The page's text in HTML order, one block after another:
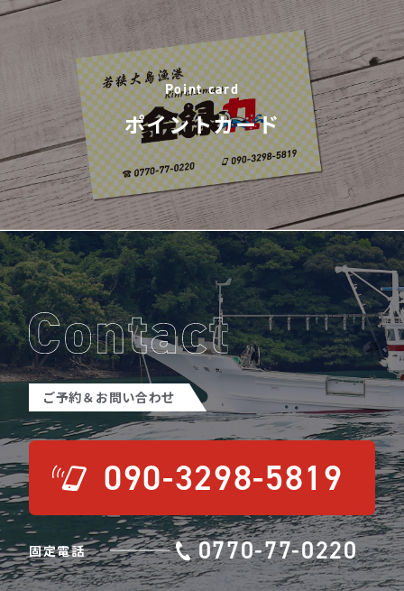
Point card
ポイントカード
ご予約＆お問い合わせ
090-3298-5819
固定電話 0770-77-0220